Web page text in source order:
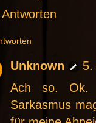
Antworten
Unknown
5.
Ach so. Ok.
Sarkasmus